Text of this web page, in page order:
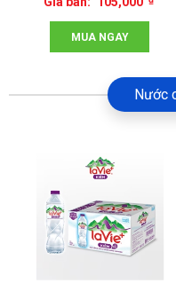
MUA NGAY
Nước